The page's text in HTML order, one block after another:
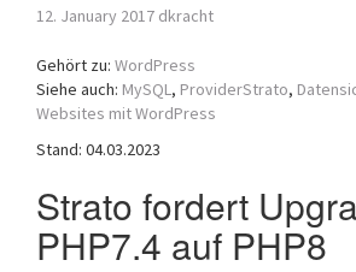
12. January 2017 dkracht
Gehört zu: WordPress
Siehe auch: MySQL, ProviderStrato,
Websites mit WordPress
Stand: 04.03.2023
Strato fordert
PHP7.4 auf PHP8